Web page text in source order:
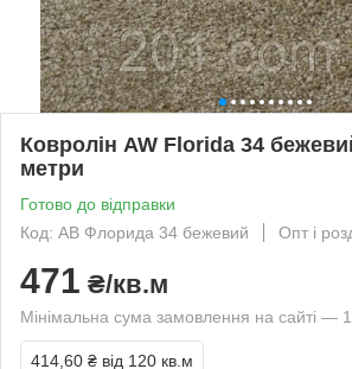
Ковролін AW Florida 34
метри
Готово до відправки
Код: АВ Флорида 34 бежевий
Опт і
471 ₴/кв.м
Мінімальна сума замовлення на сайті —
414,60 ₴ від 120 кв.м